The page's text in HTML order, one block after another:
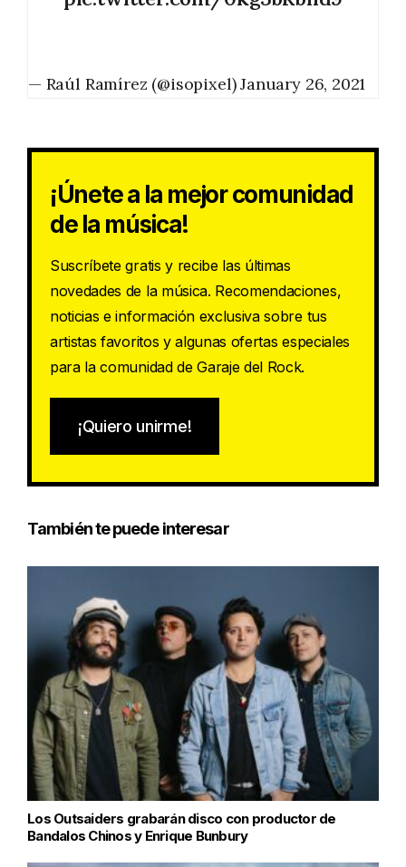
— Raúl Ramírez (@isopixel)January 26, 2021
¡Únete a la mejor comunidad
de la música!
Suscríbete gratis y recibe las últimas
novedades de la música. Recomendaciones,
noticias e información exclusiva sobre tus
artistas favoritos y algunas ofertas especiales
para la comunidad de Garaje del Rock.
¡Quiero unirme!
También te puede interesar
Los Outsaiders grabarán disco con productor de
Bandalos Chinos y Enrique Bunbury